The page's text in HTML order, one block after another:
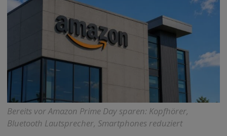
Bereits vor Amazon Prime Day sparen: Kopfhörer,
Bluetooth Lautsprecher, Smartphones reduziert